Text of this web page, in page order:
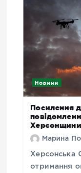
Новини
Посилення
Херсонщини
Марина
Херсонська
отримання